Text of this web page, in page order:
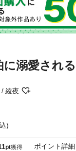
溺愛され
綾夜
)
pt獲得 ポイント詳細